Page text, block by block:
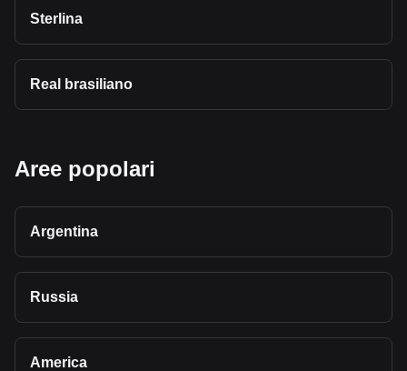
Sterlina
Real brasiliano
Aree popolari
Argentina
Russia
America